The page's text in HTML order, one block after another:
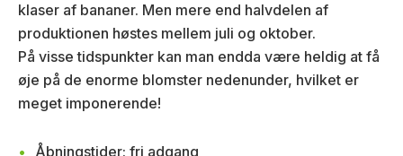
klaser af bananer. Men mere end halvdelen af
produktionen høstes mellem juli og oktober.
På visse tidspunkter kan man endda være heldig at få
øje på de enorme blomster nedenunder, hvilket er
meget imponerende!
Åbningstider: fri adgang